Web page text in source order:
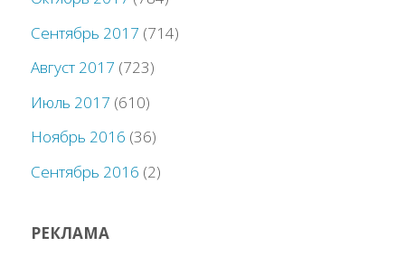
Сентябрь 2017 (714)
Август 2017 (723)
Июль 2017 (610)
Ноябрь 2016 (36)
Сентябрь 2016 (2)
РЕКЛАМА